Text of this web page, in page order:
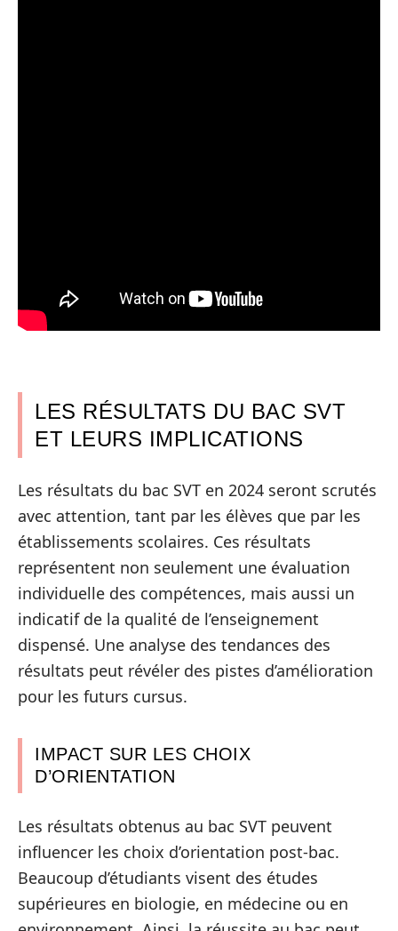
LES RÉSULTATS DU BAC SVT
ET LEURS IMPLICATIONS
Les résultats du bac SVT en 2024 seront scrutés
avec attention, tant par les élèves que par les
établissements scolaires. Ces résultats
représentent non seulement une évaluation
individuelle des compétences, mais aussi un
indicatif de la qualité de l’enseignement
dispensé. Une analyse des tendances des
résultats peut révéler des pistes d’amélioration
pour les futurs cursus.
IMPACT SUR LES CHOIX
D’ORIENTATION
Les résultats obtenus au bac SVT peuvent
influencer les choix d’orientation post-bac.
Beaucoup d’étudiants visent des études
supérieures en biologie, en médecine ou en